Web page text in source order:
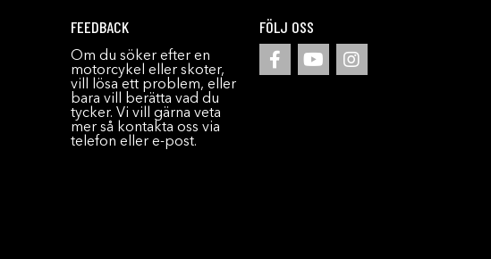
FEEDBACK
Om du söker efter en
motorcykel eller skoter,
vill lösa ett problem, eller
bara vill berätta vad du
tycker. Vi vill gärna veta
mer så kontakta oss via
telefon eller e-post.
FÖLJ OSS